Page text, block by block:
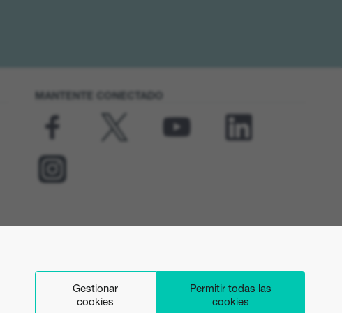
Gestionar
cookies
Permitir todas las
cookies
MANTENTE CONECTADO